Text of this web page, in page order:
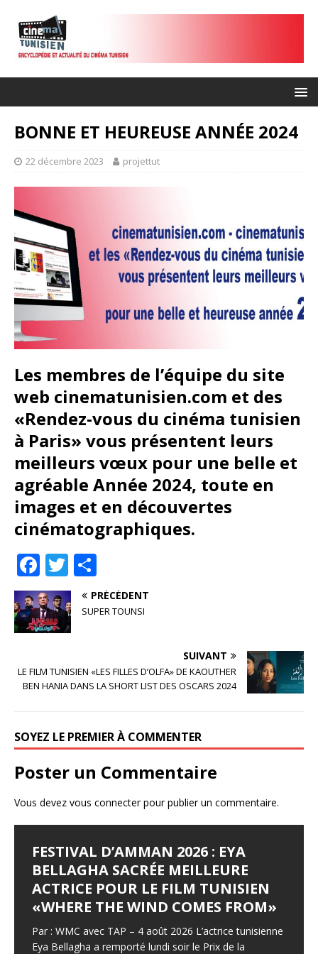
BONNE ET HEUREUSE ANNÉE 2024
22 décembre 2023 projettut
Les membres de l’équipe du site
web cinematunisien.com et des
«Rendez-vous du cinéma tunisien
à Paris» vous présentent leurs
meilleurs vœux pour une belle et
agréable Année 2024, toute en
images et en découvertes
cinématographiques.
F
a
c
e
o
T
w
it
te
ar
ta
r
PRÉCÉDENT
SUPER TOUNSI
SUIVANT
LE FILM TUNISIEN «LES FILLES D’OLFA» DE KAOUTHER
BEN HANIA DANS LA SHORT LIST DES OSCARS 2024
SOYEZ LE PREMIER À COMMENTER
Poster un Commentaire
Vous devez vous connecterpour publier un commentaire.
FESTIVAL D’AMMAN 2026 : EYA
BELLAGHA SACRÉE MEILLEURE
ACTRICE POUR LE FILM TUNISIEN
«WHERE THE WIND COMES FROM»
Par : WMC avec TAP – 4 août 2026 L’actrice tunisienne
Eya Bellagha a remporté lundi soir le Prix de la
LES JOURNÉES
CINÉMATOGRAPHIQUES DE
CARTHAGE (JCC) LANCENT LEUR
APPEL À FILMS
Lequotidien – mercredi 5 août 2026 Les inscriptions à
la 37° édition sont ouvertes jusqu’au 15 septembre, en
LE SYNDROME DE DJAMILA
Le Syndrome de Djamila Pays : Tunisie Réalisateur :
Hamza Hedfi Année : 2015 Durée : 4’28 Genre :
Producteur : Fédération Tunisienne des Cinéastes
JALILA BORHANE
Jalila Borhane Actrice. Filmographie de Jalila Borhane,
actrice : 1998 : Demain, je brûle (Ghodoua nahreg), de
Mohamed Ben Smail. Télévision : 1992 : Itarafat
1995[…]
BABOUNA BEN AYED
Babouna Ben Ayed Actrice. Filmographie de Babouna
Ben Ayed, actrice : 1995 : Tourba (CM), de Moncef
Dhouib. 1998 : Demain, je brûle (Ghodoua nahreg), de